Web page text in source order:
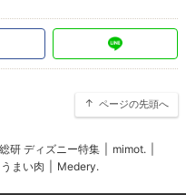
ページの先頭へ
研 ディズニー特集 mimot.
うまい肉 Medery.